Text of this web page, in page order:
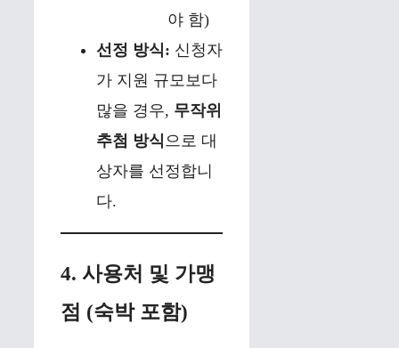
야 함)
선정 방식: 신청자
가 지원 규모보다
많을 경우, 무작위
추첨 방식으로 대
상자를 선정합니
다.
4. 사용처 및 가맹
점 (숙박 포함)